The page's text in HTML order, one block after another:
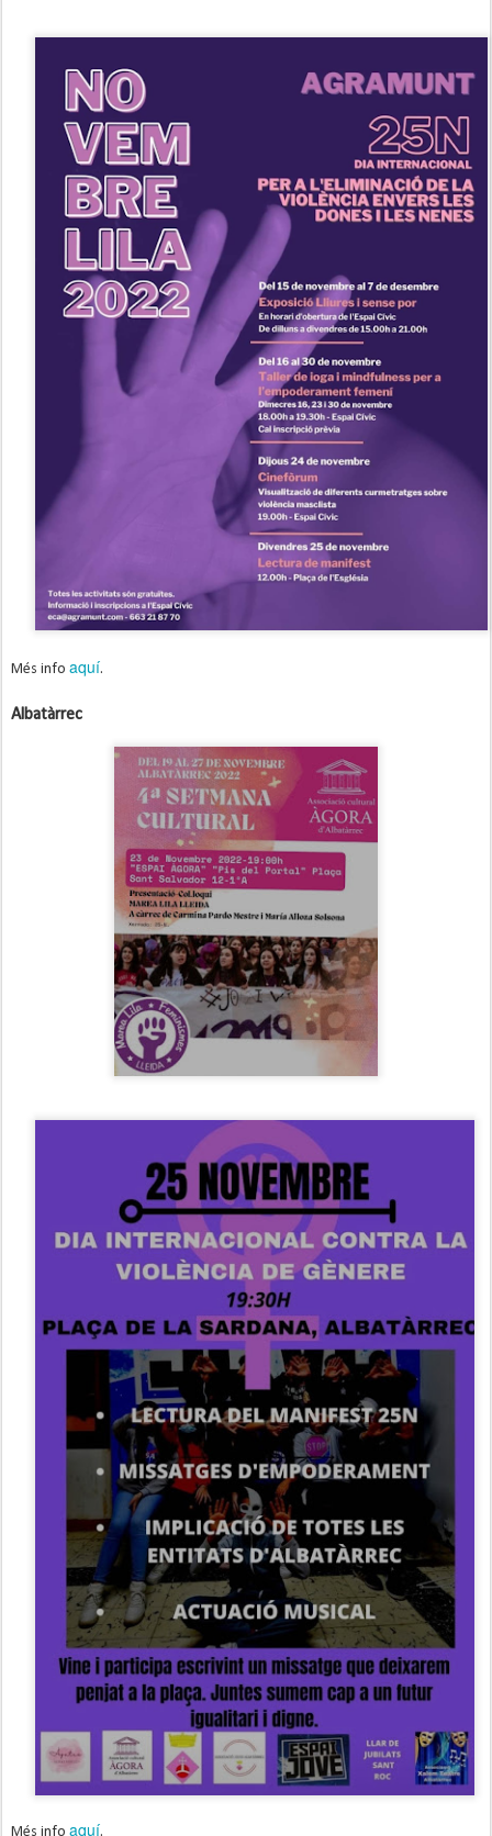
Més info aquí.
Albatàrrec
Més info aquí.